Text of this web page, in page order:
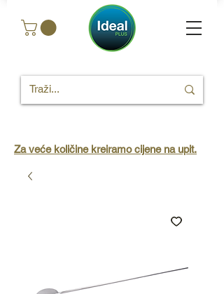
Za veće količine kreiramo cijene na upit.